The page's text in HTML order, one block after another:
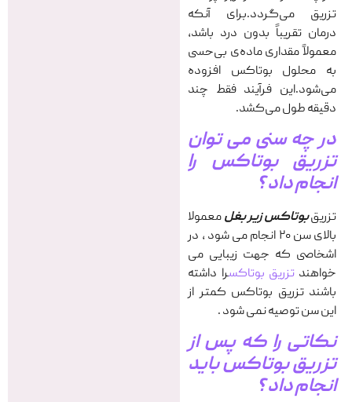
تزریق می‌گردد.برای آنکه
درمان تقریباً بدون درد باشد،
معمولاً مقداری ماده‌ی بی‌حسی
به محلول بوتاکس افزوده
می‌شود.این فرآیند فقط چند
دقیقه طول می‌کشد.
در چه سنی می توان
تزریق بوتاکس را
انجام داد ؟
تزریقبوتاکس زیر بغلمعمولا
بالای سن ۲۰ انجام می شود ، در
اشخاصی که جهت زیبایی می
خواهندتزریق بوتاکسرا داشته
باشند تزریق بوتاکس کمتر از
این سن توصیه نمی شود .
نکاتی را که پس از
تزریق بوتاکس باید
انجام داد ؟